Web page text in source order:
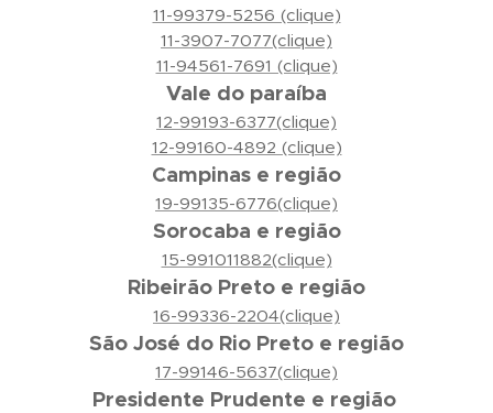
11-99379-5256 (clique)
11-3907-7077(clique)
11-94561-7691 (clique)
Vale do paraíba
12-99193-6377(clique)
12-99160-4892 (clique)
Campinas e região
19-99135-6776(clique)
Sorocaba e região
15-991011882(clique)
Ribeirão Preto e região
16-99336-2204(clique)
São José do Rio Preto e região
17-99146-5637(clique)
Presidente Prudente e região